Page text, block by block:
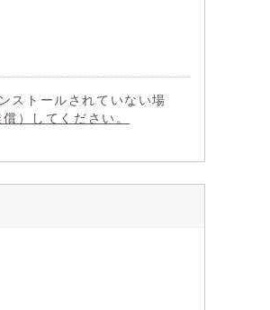
ストールされていない場
）してください。